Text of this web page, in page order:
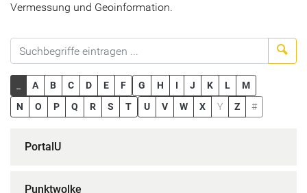
Vermessung und Geoinformation.
A B C D E F G H I J K L
M
N
O P Q R S T U V W X Y Z #
PortalU
Punktwolke